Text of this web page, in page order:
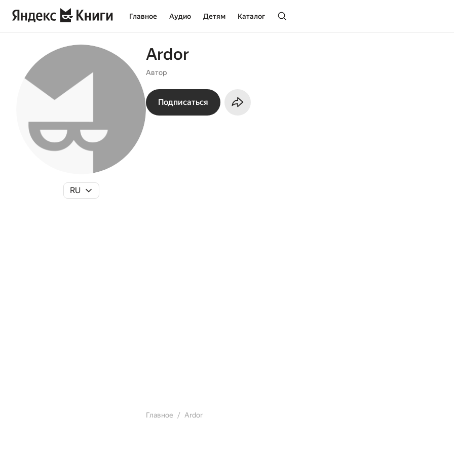
Главное Аудио Детям Каталог
RU
Ardor
Автор
Подписаться
Главное Ardor